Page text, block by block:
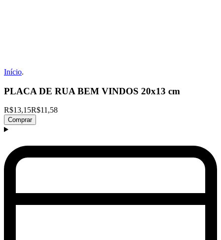
Início.
PLACA DE RUA BEM VINDOS 20x13 cm
R$13,15R$11,58
Comprar